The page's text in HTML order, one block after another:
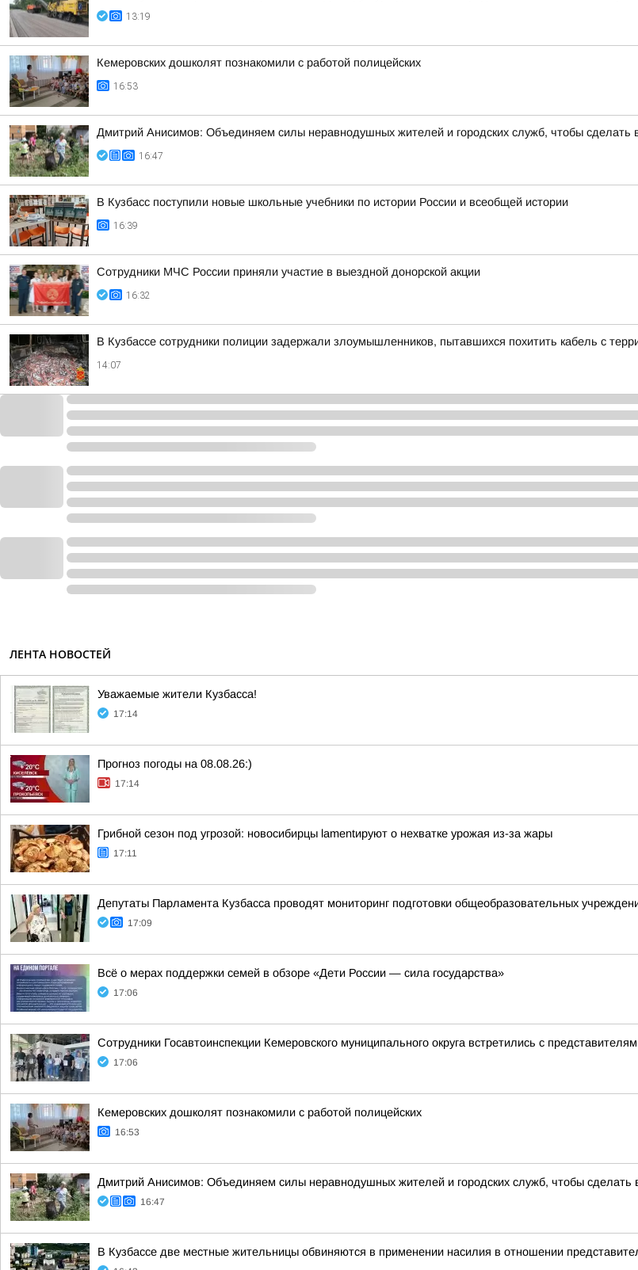
13:19
Кемеровских дошколят познакомили с работой полицейских
16:53
Дмитрий Анисимов: Объединяем силы неравнодушных жителей и городских служб, чтобы сделать
16:47
В Кузбасс поступили новые школьные учебники по истории России и всеобщей истории
16:39
Сотрудники МЧС России приняли участие в выездной донорской акции
16:32
В Кузбассе сотрудники полиции задержали злоумышленников, пытавшихся похитить кабель с
14:07
ЛЕНТА НОВОСТЕЙ
Уважаемые жители Кузбасса!
17:14
Прогноз погоды на 08.08.26:)
17:14
Грибной сезон под угрозой: новосибирцы lamentируют о нехватке урожая из-за жары
17:11
Депутаты Парламента Кузбасса проводят мониторинг подготовки общеобразовательных
17:09
Всё о мерах поддержки семей в обзоре «Дети России — сила государства»
17:06
Сотрудники Госавтоинспекции Кемеровского муниципального округа встретились с
17:06
Кемеровских дошколят познакомили с работой полицейских
16:53
Дмитрий Анисимов: Объединяем силы неравнодушных жителей и городских служб, чтобы
16:47
В Кузбассе две местные жительницы обвиняются в применении насилия в отношении